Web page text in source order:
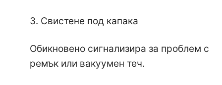
3. Свистене под капака
Обикновено сигнализира за проблем с
ремък или вакуумен теч.